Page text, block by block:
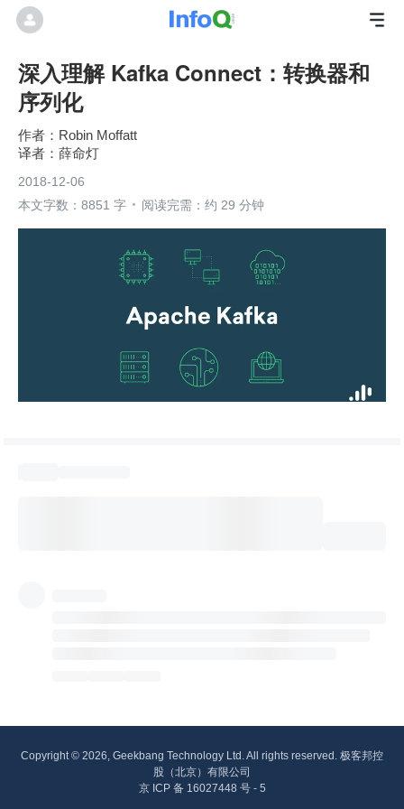
深入理解 Kafka Connect：转换器和
序列化
Robin Moffatt
薛命灯
2018-12-06
本文字数：8851 字
阅读完需：约 29 分钟
Copyright © 2026, Geekbang Technology Ltd. All rights reserved. 极客邦控
股（北京）有限公司
京 ICP 备 16027448 号 - 5